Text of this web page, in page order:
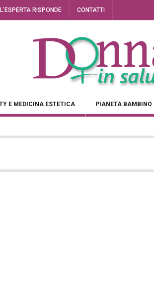
L’ESPERTA RISPONDE CONTATTI
E MEDICINA ESTETICA PIANETA BAMBINO